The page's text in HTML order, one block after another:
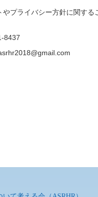
やプライバシー方針に関す
8437